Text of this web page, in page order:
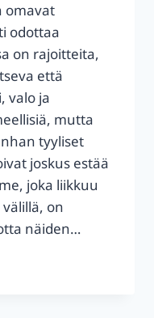
omavat
odottaa
on rajoitteita,
että
valo ja
mutta
tyyliset
joskus estää
joka liikkuu
on
näiden…